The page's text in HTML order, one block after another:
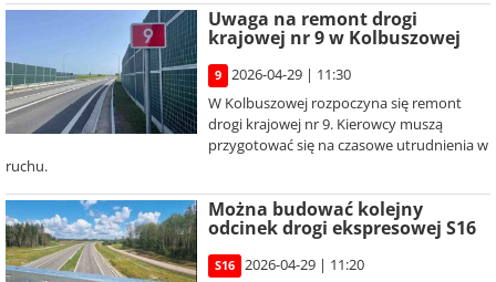
Uwaga na remont drogi
krajowej nr 9 w Kolbuszowej
9
2026-04-29 | 11:30
W Kolbuszowej rozpoczyna się remont
drogi krajowej nr 9. Kierowcy muszą
przygotować się na czasowe utrudnienia w
ruchu.
Można budować kolejny
odcinek drogi ekspresowej S16
S16
2026-04-29 | 11:20